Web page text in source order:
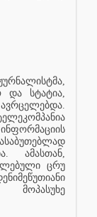
და სტატია,
ამასთან,
ცრუ
მოპასუხე